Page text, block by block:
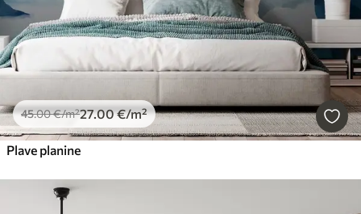
45.00€/m²27.00€/m²
Plave planine